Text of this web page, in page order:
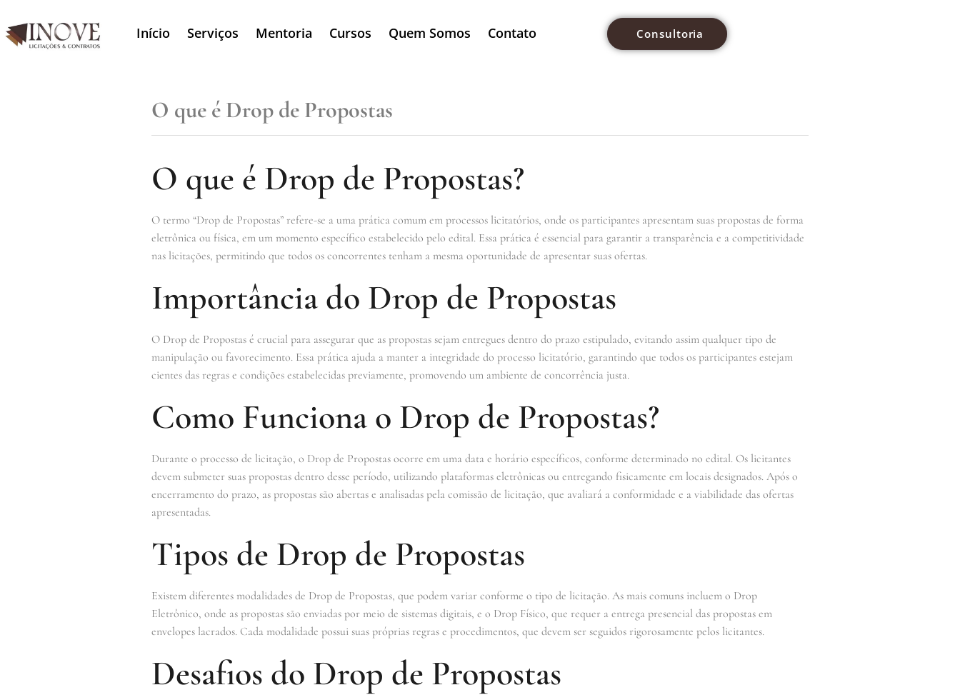
Início Serviços Mentoria Cursos Quem Somos Contato Consultoria
O que é Drop de Propostas
O que é Drop de Propostas?
O termo “Drop de Propostas” refere-se a uma prática comum em processos licitatórios, onde os participantes apresentam suas propostas de forma
eletrônica ou física, em um momento específico estabelecido pelo edital. Essa prática é essencial para garantir a transparência e a competitividade
nas licitações, permitindo que todos os concorrentes tenham a mesma oportunidade de apresentar suas ofertas.
Importância do Drop de Propostas
O Drop de Propostas é crucial para assegurar que as propostas sejam entregues dentro do prazo estipulado, evitando assim qualquer tipo de
manipulação ou favorecimento. Essa prática ajuda a manter a integridade do processo licitatório, garantindo que todos os participantes estejam
cientes das regras e condições estabelecidas previamente, promovendo um ambiente de concorrência justa.
Como Funciona o Drop de Propostas?
Durante o processo de licitação, o Drop de Propostas ocorre em uma data e horário específicos, conforme determinado no edital. Os licitantes
devem submeter suas propostas dentro desse período, utilizando plataformas eletrônicas ou entregando fisicamente em locais designados. Após o
encerramento do prazo, as propostas são abertas e analisadas pela comissão de licitação, que avaliará a conformidade e a viabilidade das ofertas
apresentadas.
Tipos de Drop de Propostas
Existem diferentes modalidades de Drop de Propostas, que podem variar conforme o tipo de licitação. As mais comuns incluem o Drop
Eletrônico, onde as propostas são enviadas por meio de sistemas digitais, e o Drop Físico, que requer a entrega presencial das propostas em
envelopes lacrados. Cada modalidade possui suas próprias regras e procedimentos, que devem ser seguidos rigorosamente pelos licitantes.
Desafios do Drop de Propostas